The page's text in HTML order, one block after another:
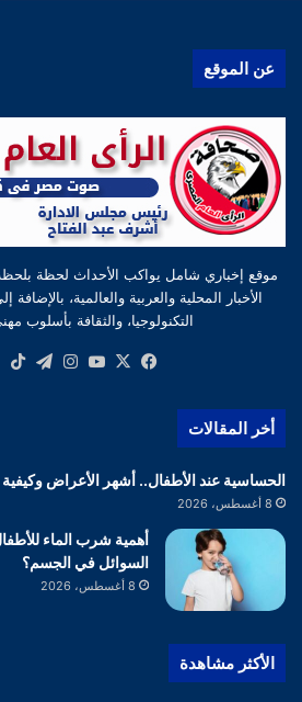
عن الموقع
موقع إخباري شامل يواكب الأحداث لحظة
الأخبار المحلية والعربية والعالمية، بالإضافة
التكنولوجيا، والثقافة بأسلوب
فيسبوك
‫X
‫YouTube
أخر المقالات
الحساسية عند الأطفال.. أشهر الأعراض وكيفية
8 أغسطس، 2026
أهمية شرب الماء
السوائل في الجسم؟
8 أغسطس، 2026
الأكثر مشاهدة